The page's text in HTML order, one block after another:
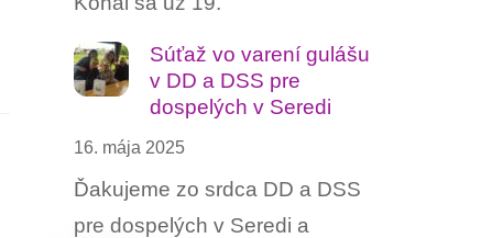
Súťaž vo varení gulášu ‍
v DD a DSS pre
dospelých v Seredi
16. mája 2025
Ďakujeme zo srdca DD a DSS
pre dospelých v Seredi a